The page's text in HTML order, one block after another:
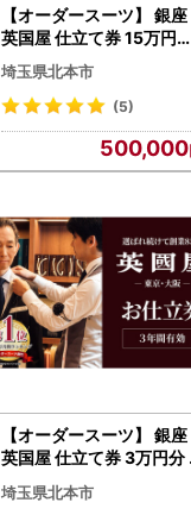
【オーダースーツ】 銀座
英国屋 仕立て券 15万円分
プレゼント用包装| ビジネ
ススーツ メンズ
埼玉県北本市
(5)
500,000
【オーダースーツ】 銀座
英国屋 仕立て券 3万円分
プレゼント用包装| ビジネ
ススーツ メンズ
埼玉県北本市